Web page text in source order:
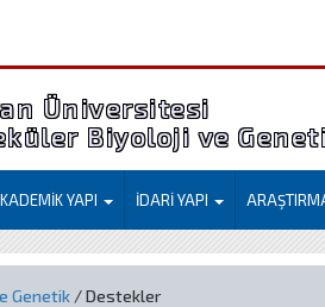
Harran Üniversitesi
Biyoloji ve
YAPI İDARİ YAPI
Genetik / Destekler